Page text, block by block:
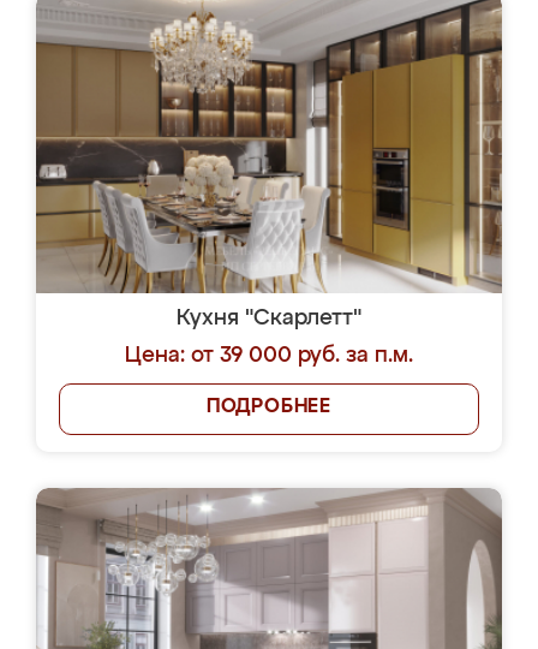
Кухня "Скарлетт"
Цена: от 39 000 руб. за п.м.
ПОДРОБНЕЕ